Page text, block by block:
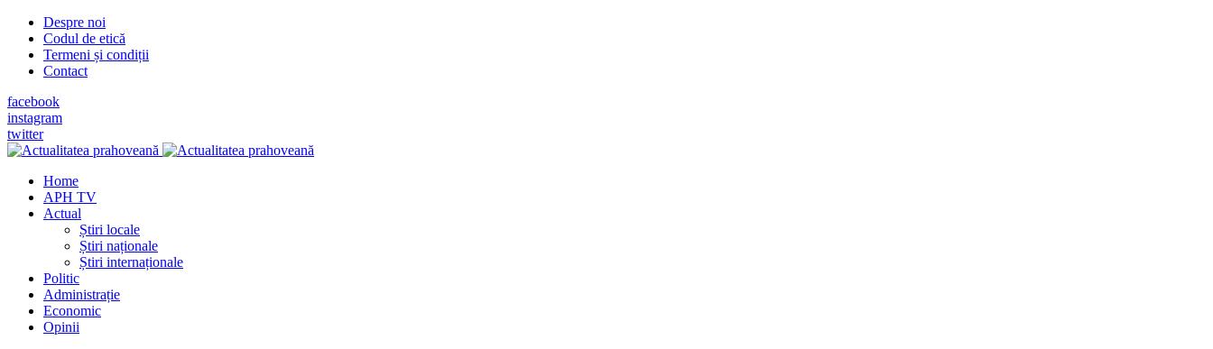
Despre noi
Codul de etică
Termeni și condiții
Contact
facebook
instagram
twitter
Home
APH TV
Actual
Știri locale
Știri naționale
Știri internaționale
Politic
Administrație
Economic
Opinii